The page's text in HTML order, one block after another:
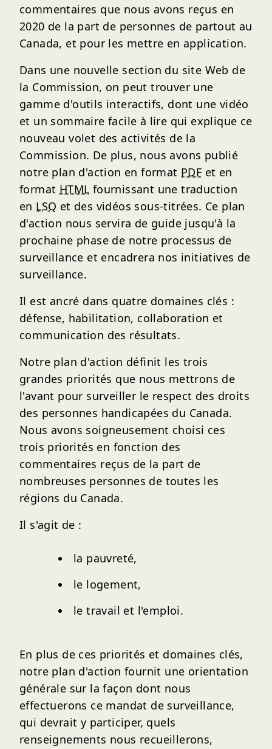
commentaires que nous avons reçus en
2020 de la part de personnes de partout au
Canada, et pour les mettre en application.
Dans une nouvelle section du site Web de
la Commission, on peut trouver une
gamme d'outils interactifs, dont une vidéo
et un sommaire facile à lire qui explique ce
nouveau volet des activités de la
Commission. De plus, nous avons publié
notre plan d'action en format PDF et en
format HTML fournissant une traduction
en LSQ et des vidéos sous-titrées. Ce plan
d'action nous servira de guide jusqu'à la
prochaine phase de notre processus de
surveillance et encadrera nos initiatives de
surveillance.
Il est ancré dans quatre domaines clés :
défense, habilitation, collaboration et
communication des résultats.
Notre plan d'action définit les trois
grandes priorités que nous mettrons de
l'avant pour surveiller le respect des droits
des personnes handicapées du Canada.
Nous avons soigneusement choisi ces
trois priorités en fonction des
commentaires reçus de la part de
nombreuses personnes de toutes les
régions du Canada.
Il s'agit de :
la pauvreté,
le logement,
le travail et l'emploi.
En plus de ces priorités et domaines clés,
notre plan d'action fournit une orientation
générale sur la façon dont nous
effectuerons ce mandat de surveillance,
qui devrait y participer, quels
renseignements nous recueillerons,